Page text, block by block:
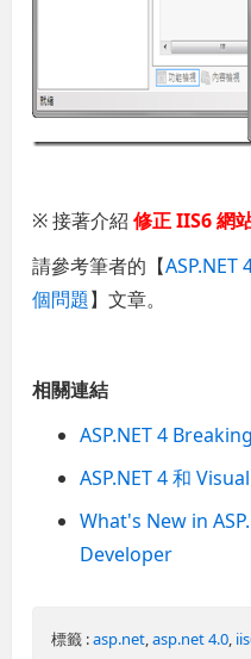
※ 接著介紹修正 IIS6 網
請參考筆者的【ASP.NET
個問題】文章。
相關連結
ASP.NET 4
ASP.NET 4 和
What's New in
Developer
標籤 :asp.net ,asp.net 4.0